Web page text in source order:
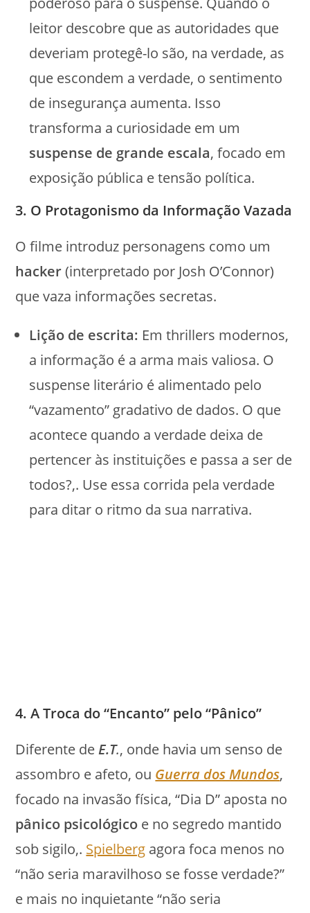
leitor descobre que as autoridades que
deveriam protegê-lo são, na verdade, as
que escondem a verdade, o sentimento
de insegurança aumenta. Isso
transforma a curiosidade em um
suspense de grande escala, focado em
exposição pública e tensão política.
3. O Protagonismo da Informação Vazada
O filme introduz personagens como um
hacker(interpretado por Josh O’Connor)
que vaza informações secretas.
Lição de escrita: Em thrillers modernos,
a informação é a arma mais valiosa. O
suspense literário é alimentado pelo
“vazamento” gradativo de dados. O que
acontece quando a verdade deixa de
pertencer às instituições e passa a ser de
todos?,. Use essa corrida pela verdade
para ditar o ritmo da sua narrativa.
4. A Troca do “Encanto” pelo “Pânico”
Diferente deE.T., onde havia um senso de
assombro e afeto, ou Guerra dos Mundos,
focado na invasão física, “Dia D” aposta no
pânico psicológico e no segredo mantido
sob sigilo,. Spielberg agora foca menos no
“não seria maravilhoso se fosse verdade?”
e mais no inquietante “não seria